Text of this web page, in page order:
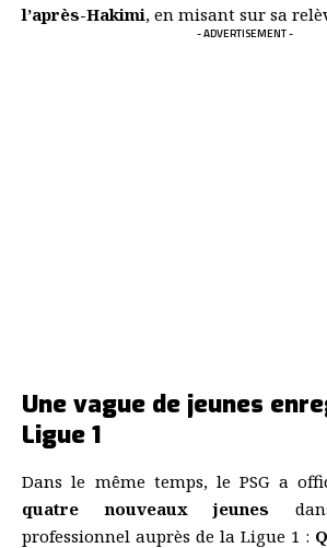
l’après-Hakimi, en misant sur sa
- ADVERTISEMENT -
Une vague de jeunes
Ligue 1
Dans le même temps, le PSG a
quatre nouveaux jeunes
professionnel auprès de la Ligue 1 :